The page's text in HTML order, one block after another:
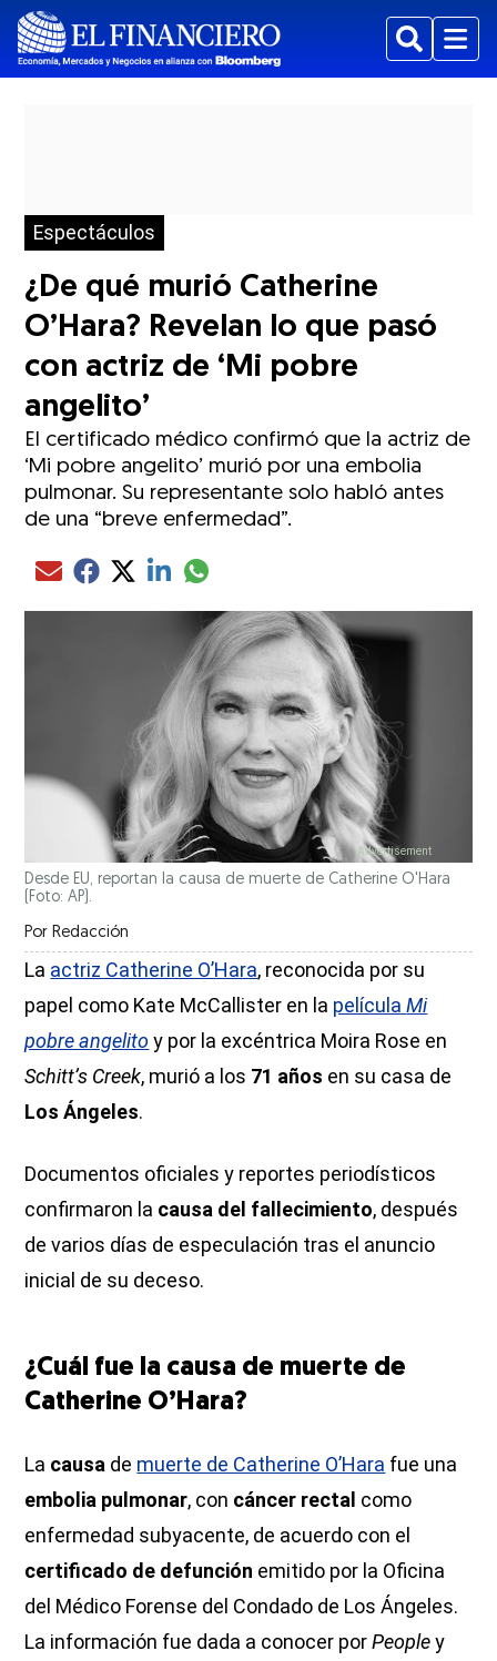
BuscarMenu
Espectáculos
¿De qué murió Catherine
O’Hara? Revelan lo que pasó
con actriz de ‘Mi pobre
angelito’
El certificado médico confirmó que la actriz de
‘Mi pobre angelito’ murió por una embolia
pulmonar. Su representante solo habló antes
de una “breve enfermedad”.
Compartir el artículo actual mediante Email
Compartir el artículo actual mediante Facebook
Compartir el artículo actual mediante Twitter
Compartir el artículo actual mediante LinkedIn
Compartir el artículo actual mediante
Desde EU, reportan la causa de muerte de Catherine O'Hara
(Foto: AP).
Por Redacción
La actriz Catherine O’Hara, reconocida por su
papel como Kate McCallister en la películaMi
pobre angelitoy por la excéntrica Moira Rose en
Schitt’s Creek, murió a los 71 años en su casa de
Los Ángeles.
Documentos oficiales y reportes periodísticos
confirmaron la causa del fallecimiento, después
de varios días de especulación tras el anuncio
inicial de su deceso.
¿Cuál fue la causa de muerte de
Catherine O’Hara?
La causa de muerte de Catherine O’Hara fue una
embolia pulmonar, con cáncer rectal como
enfermedad subyacente, de acuerdo con el
certificado de defunción emitido por la Oficina
del Médico Forense del Condado de Los Ángeles.
La información fue dada a conocer porPeopley